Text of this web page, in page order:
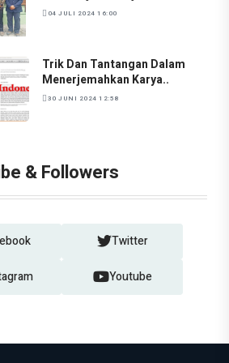
04 JULI 2024 16:00
Trik Dan Tantangan Dalam
Menerjemahkan Karya..
30 JUNI 2024 12:58
& Followers
Twitter
Youtube